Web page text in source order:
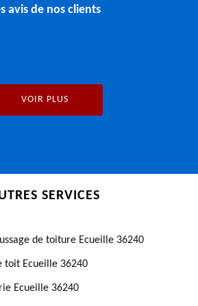
avis de nos clients
VOIR PLUS
SERVICES
de toiture Ecueille 36240
toit Ecueille 36240
Ecueille 36240